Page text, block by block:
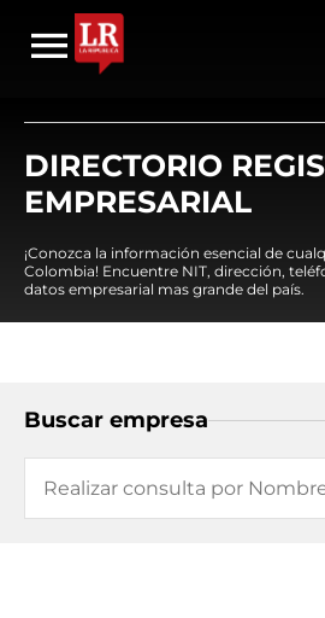
DIRECTORIO
EMPRESARIAL
¡Conozca la información esencial de
Colombia! Encuentre NIT, dirección,
datos empresarial mas grande del país.
Buscar empresa